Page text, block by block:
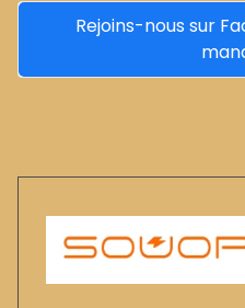
Rejoins-nous sur